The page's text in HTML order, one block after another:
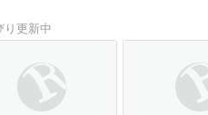
り更新中